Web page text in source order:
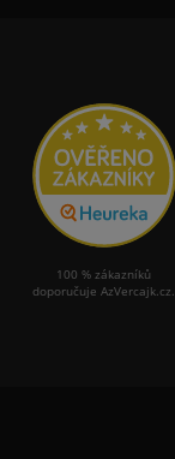
100 % zákazníků
doporučuje AzVercajk.cz.